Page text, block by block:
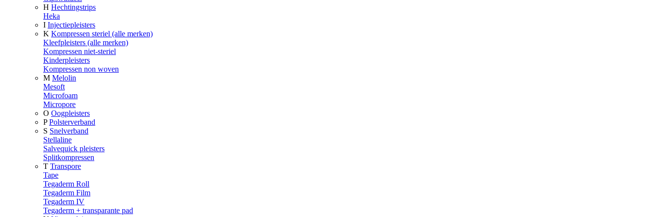
H Hechtingstrips
Heka
I Injectiepleisters
K Kompressen steriel (alle merken)
Kleefpleisters (alle merken)
Kompressen niet-steriel
Kinderpleisters
Kompressen non woven
M Melolin
Mesoft
Microfoam
Micropore
O Oogpleisters
P Polsterverband
S Snelverband
Stellaline
Salvequick pleisters
Splitkompressen
T Transpore
Tape
Tegaderm Roll
Tegaderm Film
Tegaderm IV
Tegaderm + transparante pad